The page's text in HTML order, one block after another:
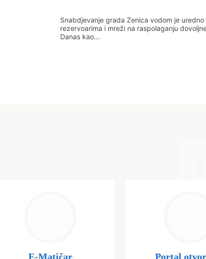
Snabdjevanje grada Zenica vodom je uredno
rezervoarima i mreži na raspolaganju
Danas kao...
E-Matičar
Portal